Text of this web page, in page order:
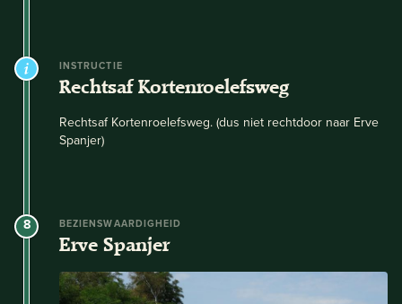
INSTRUCTIE
Rechtsaf Kortenroelefsweg
Rechtsaf Kortenroelefsweg. (dus niet rechtdoor naar Erve
Spanjer)
8 BEZIENSWAARDIGHEID
Erve Spanjer